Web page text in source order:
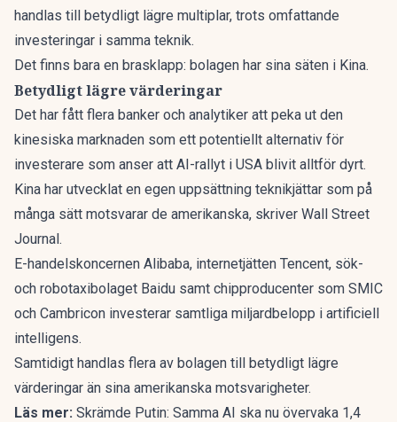
handlas till betydligt lägre multiplar, trots omfattande
investeringar i samma teknik.
Det finns bara en brasklapp: bolagen har sina säten i Kina.
Betydligt lägre värderingar
Det har fått flera banker och analytiker att peka ut den
kinesiska marknaden som ett potentiellt alternativ för
investerare som anser att AI-rallyt i USA blivit alltför dyrt.
Kina har utvecklat en egen uppsättning teknikjättar som på
många sätt motsvarar de amerikanska, skriver Wall Street
Journal.
E-handelskoncernen Alibaba, internetjätten Tencent, sök-
och robotaxibolaget Baidu samt chipproducenter som SMIC
och Cambricon investerar samtliga miljardbelopp i artificiell
intelligens.
Samtidigt handlas flera av bolagen till betydligt lägre
värderingar än sina amerikanska motsvarigheter.
Läs mer: Skrämde Putin: Samma AI ska nu övervaka 1,4